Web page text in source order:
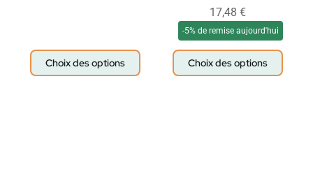
Choix des options
17,48 €
-5% de remise aujourd'hui
Choix des options